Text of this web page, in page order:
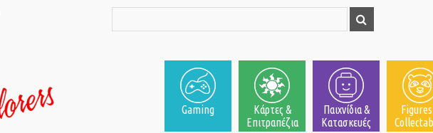
Gaming
Κάρτες &
Επιτραπέζια
Παιχνίδια &
Κατασκευές